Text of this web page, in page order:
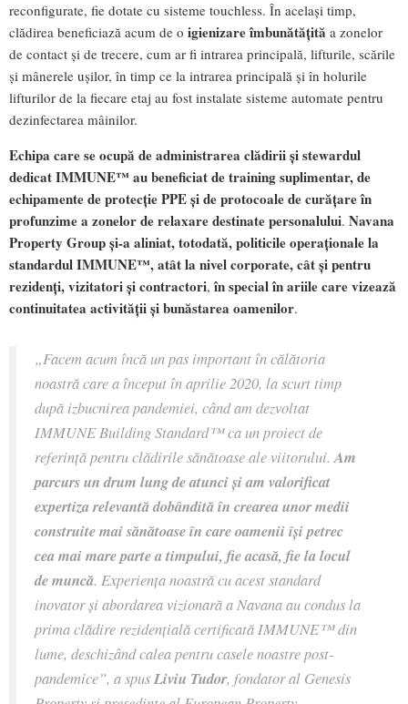
reconfigurate, fie dotate cu sisteme touchless. În același timp,
clădirea beneficiază acum de o igienizare îmbunătățită a zonelor
de contact și de trecere, cum ar fi intrarea principală, lifturile, scările
și mânerele ușilor, în timp ce la intrarea principală și în holurile
lifturilor de la fiecare etaj au fost instalate sisteme automate pentru
dezinfectarea mâinilor.
Echipa care se ocupă de administrarea clădirii și stewardul
dedicat IMMUNE™ au beneficiat de training suplimentar, de
echipamente de protecție PPE și de protocoale de curățare în
profunzime a zonelor de relaxare destinate personalului. Navana
Property Group și-a aliniat, totodată, politicile operaționale la
standardul IMMUNE™, atât la nivel corporate, cât și pentru
rezidenți, vizitatori și contractori,în special în ariile care vizează
continuitatea activității și bunăstarea oamenilor.
„Facem acum încă un pas important în călătoria
noastră care a început în aprilie 2020, la scurt timp
după izbucnirea pandemiei, când am dezvoltat
IMMUNE Building Standard™ ca un proiect de
referință pentru clădirile sănătoase ale viitorului. Am
parcurs un drum lung de atunci și am valorificat
expertiza relevantă dobândită în crearea unor medii
construite mai sănătoase în care oamenii își petrec
cea mai mare parte a timpului, fie acasă, fie la locul
de muncă. Experiența noastră cu acest standard
inovator și abordarea vizionară a Navana au condus la
prima clădire rezidențială certificată IMMUNE™ din
lume, deschizând calea pentru casele noastre post-
pandemice”, a spusLiviu Tudor, fondator al Genesis